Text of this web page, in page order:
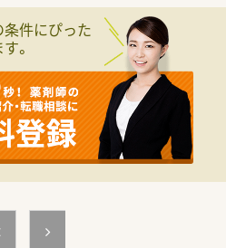
ニックより内科、外科、消化器科、整
バランスよく受けています。
数は平均40枚となっており、1人薬
ない安心の体制を整えています。
調剤作業をはじめ、調剤ミスを防ぐ厳
合わせた適切な服薬指導を行います。
科まで幅広い疾患の多科目の処方に触
薬品の適切な管理を行います。
しておけば、その後は医療事務スタッ
件にぴった
。